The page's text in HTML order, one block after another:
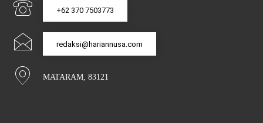
+62 370 7503773
redaksi@hariannusa.com
MATARAM, 83121